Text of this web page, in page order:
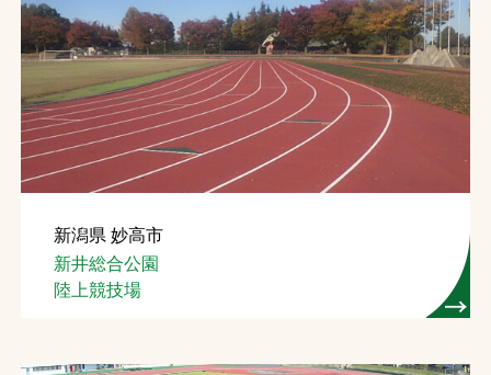
検索
お問合せ
お取引先の皆様へ
ソーシャルメディアポリシー
Instagram
Facebook
YouTube
新潟県 妙高市
新井総合公園
陸上競技場